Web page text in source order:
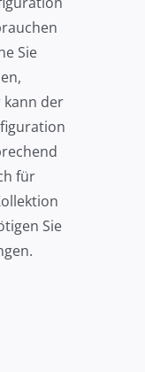
Sie
kann der
für
Sie